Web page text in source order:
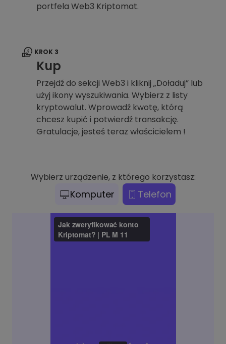
portfela Web3 Kriptomat.
KROK 3
Kup
Przejdź do sekcji Web3 i kliknij „Doładuj” lub
użyj ikony wyszukiwania. Wybierz z listy
kryptowalut. Wprowadź kwotę, którą
chcesz kupić i potwierdź transakcję.
Gratulacje, jesteś teraz właścicielem !
Wybierz urządzenie, z którego korzystasz:
Komputer Telefon